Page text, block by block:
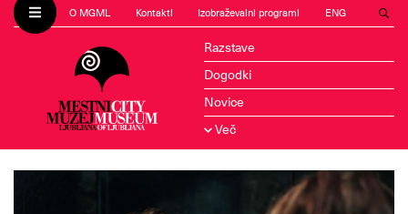
O MGML Kontakti Izobraževalni programi ENG
Razstave
Dogodki
Novice
Več